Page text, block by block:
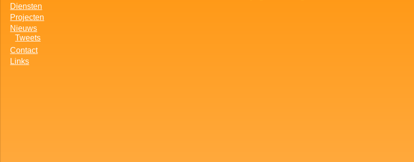
Diensten
Projecten
Nieuws
Tweets
Contact
Links